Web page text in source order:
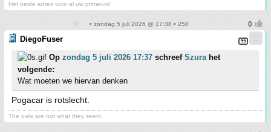
Het beste adres voor al uw primeurs!
• zondag 5 juli 2026 @ 17:38 • 258
DiegoFuser
Op zondag 5 juli 2026 17:37 schreef Szurahet
volgende:
Wat moeten we hiervan denken
Pogacar is rotslecht.
The owls are not what they seem